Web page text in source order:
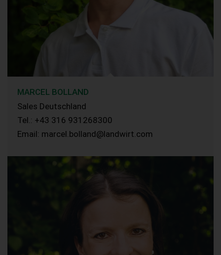
MARCEL BOLLAND
Sales Deutschland
Tel.: +43 316 931268300
Email: marcel.bolland@landwirt.com